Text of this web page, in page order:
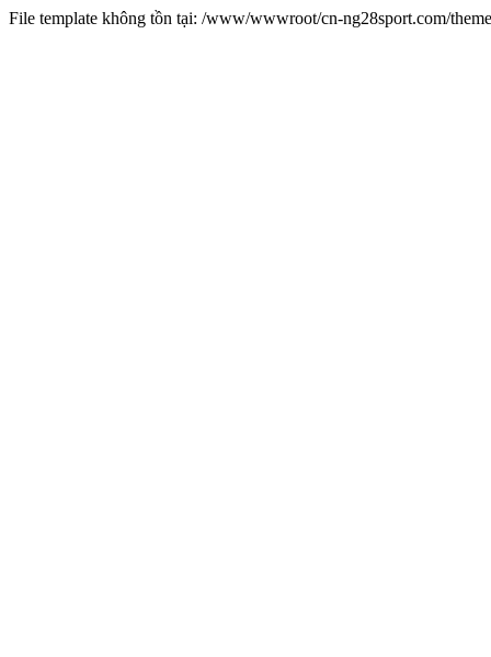
File template không tồn tại: /www/wwwroot/cn-ng28sport.com/